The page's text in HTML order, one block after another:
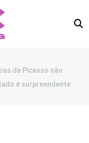
de Picasso são
é surpreendente